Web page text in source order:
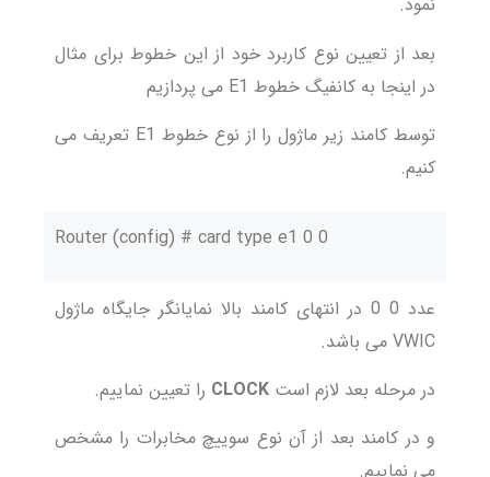
بعد از تعیین نوع کاربرد خود از این خطوط برای مثال
در اینجا به کانفیگ خطوط E1 می پردازیم
توسط کامند زیر ماژول را از نوع خطوط E1 تعریف می
کنیم.
Router (config) # card type e1 0 0
عدد 0 0 در انتهای کامند بالا نمایانگر جایگاه ماژول
VWIC می باشد.
در مرحله بعد لازم است CLOCK را تعیین نماییم.
و در کامند بعد از آن نوع سوییچ مخابرات را مشخص
می نماییم.